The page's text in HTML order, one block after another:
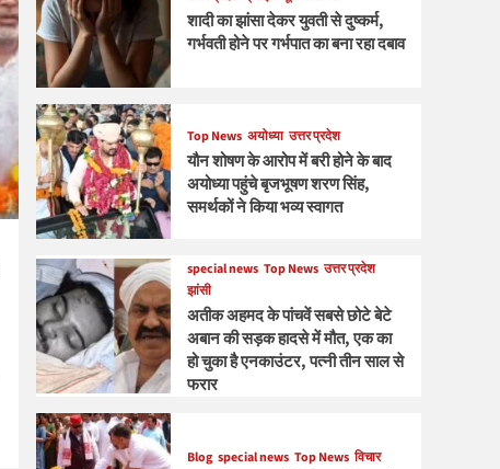
शादी का झांसा देकर युवती से दुष्कर्म,
गर्भवती होने पर गर्भपात का बना रहा दबाव
Top News अयोध्या उत्तर प्रदेश
यौन शोषण के आरोप में बरी होने के बाद
अयोध्या पहुंचे बृजभूषण शरण सिंह,
समर्थकों ने किया भव्य स्वागत
special news Top News उत्तर प्रदेश
झांसी
अतीक अहमद के पांचवें सबसे छोटे बेटे
अबान की सड़क हादसे में मौत, एक का
हो चुका है एनकाउंटर, पत्नी तीन साल से
फरार
Blog special news Top News विचार